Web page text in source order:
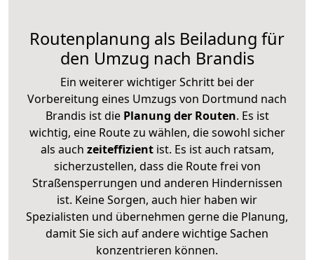
Routenplanung als Beiladung für
den Umzug nach Brandis
Ein weiterer wichtiger Schritt bei der
Vorbereitung eines Umzugs von Dortmund nach
Brandis ist diePlanung der Routen. Es ist
wichtig, eine Route zu wählen, die sowohl sicher
als auch zeiteffizientist. Es ist auch ratsam,
sicherzustellen, dass die Route frei von
Straßensperrungen und anderen Hindernissen
ist. Keine Sorgen, auch hier haben wir
Spezialisten und übernehmen gerne die Planung,
damit Sie sich auf andere wichtige Sachen
konzentrieren können.